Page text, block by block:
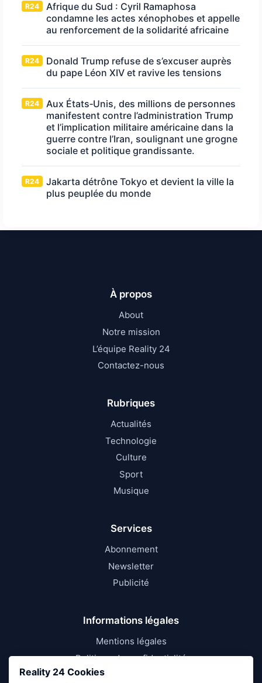
Reality 24 Cookies
R24
Afrique du Sud : Cyril Ramaphosa
condamne les actes xénophobes et appelle
au renforcement de la solidarité africaine
R24
Donald Trump refuse de s’excuser auprès
du pape Léon XIV et ravive les tensions
R24
Aux États‑Unis, des millions de personnes
manifestent contre l’administration Trump
et l’implication militaire américaine dans la
guerre contre l’Iran, soulignant une grogne
sociale et politique grandissante.
R24
Jakarta détrône Tokyo et devient la ville la
plus peuplée du monde
À propos
About
Notre mission
L’équipe Reality 24
Contactez-nous
Rubriques
Actualités
Technologie
Culture
Sport
Musique
Services
Abonnement
Newsletter
Publicité
Informations légales
Mentions légales
Politique de confidentialité
Conditions d’utilisation